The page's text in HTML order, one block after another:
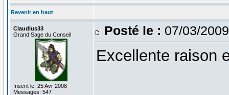
Revenir en haut
Claudius33
Grand Sage du Conseil
Inscrit le: 25 Avr 2008
Messages: 547
Posté le : 07/03/
Excellente raison